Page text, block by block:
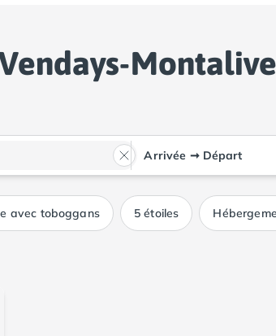
Arrivée ➞ Départ
avec toboggans 5 étoiles